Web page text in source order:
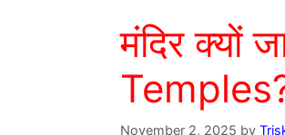
मंदिर क्यों
November 2, 2025 by